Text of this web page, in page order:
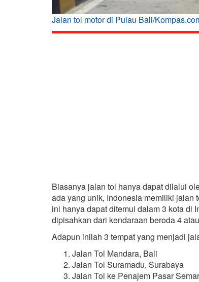
Jalan tol motor di Pulau Bali/
Biasanya jalan tol hanya dapat dilalui
ada yang unik, Indonesia memiliki jalan
ini hanya dapat ditemui dalam 3 kota di
dipisahkan dari kendaraan beroda 4
Adapun inilah 3 tempat yang menjadi
Jalan Tol Mandara, Bali
Jalan Tol Suramadu, Surabaya
Jalan Tol ke Penajem Pasar